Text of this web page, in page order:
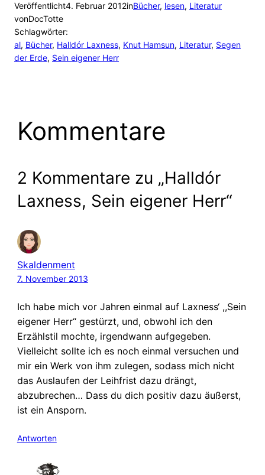
Veröffentlicht4. Februar 2012inBücher, lesen, Literatur
vonDocTotte
Schlagwörter:
al, Bücher, Halldór Laxness, Knut Hamsun, Literatur, Segen
der Erde, Sein eigener Herr
Kommentare
2 Kommentare zu „Halldór
Laxness, Sein eigener Herr“
Skaldenment
7. November 2013
Ich habe mich vor Jahren einmal auf Laxness‘ ,,Sein
eigener Herr“ gestürzt, und, obwohl ich den
Erzählstil mochte, irgendwann aufgegeben.
Vielleicht sollte ich es noch einmal versuchen und
mir ein Werk von ihm zulegen, sodass mich nicht
das Auslaufen der Leihfrist dazu drängt,
abzubrechen… Dass du dich positiv dazu äußerst,
ist ein Ansporn.
Antworten